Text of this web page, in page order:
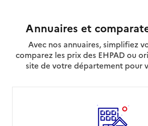
Annuaires et
Avec nos annuaires, simplifiez
comparez les prix des EHPAD ou
site de votre département pour